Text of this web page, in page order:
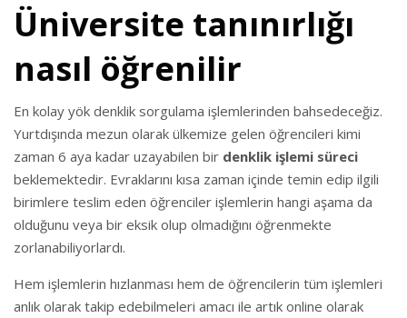
Üniversite tanınırlığı
nasıl öğrenilir
En kolay yök denklik sorgulama işlemlerinden bahsedeceğiz.
Yurtdışında mezun olarak ülkemize gelen öğrencileri kimi
zaman 6 aya kadar uzayabilen bir denklik işlemi süreci
beklemektedir. Evraklarını kısa zaman içinde temin edip ilgili
birimlere teslim eden öğrenciler işlemlerin hangi aşama da
olduğunu veya bir eksik olup olmadığını öğrenmekte
zorlanabiliyorlardı.
Hem işlemlerin hızlanması hem de öğrencilerin tüm işlemleri
anlık olarak takip edebilmeleri amacı ile artık online olarak